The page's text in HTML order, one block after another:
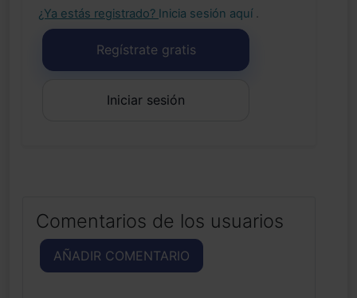
¿Ya estás registrado? Inicia sesión aquí .
Regístrate gratis
Iniciar sesión
Comentarios de los usuarios
AÑADIR COMENTARIO